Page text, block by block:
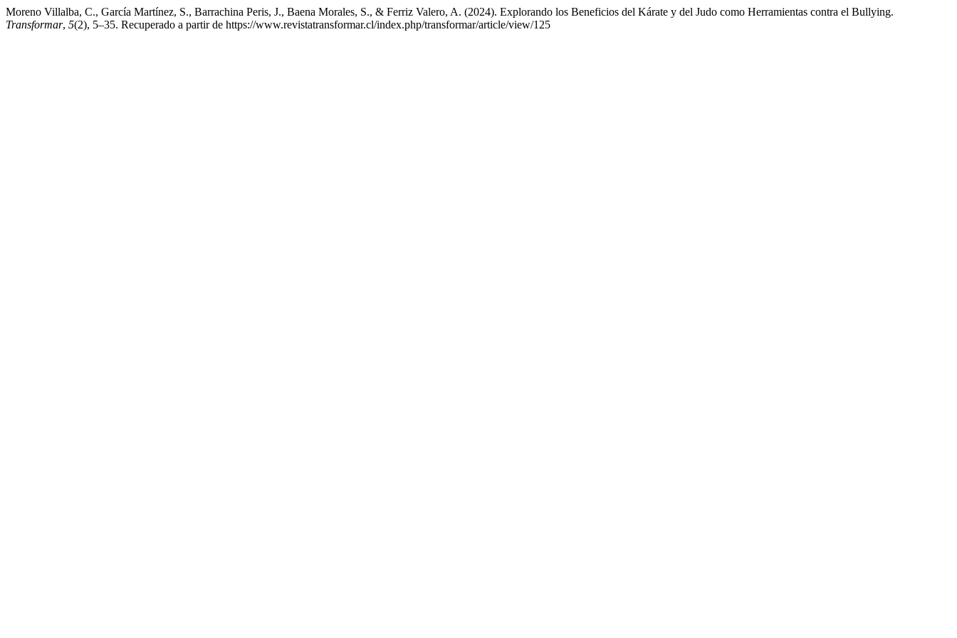
Moreno Villalba, C., García Martínez, S., Barrachina Peris, J., Baena Morales, S., & Ferriz Valero, A. (2024). Explorando los Beneficios del Kárate y del Judo como Herramientas contra el Bullying.
Transformar, 5(2), 5–35. Recuperado a partir de https://www.revistatransformar.cl/index.php/transformar/article/view/125